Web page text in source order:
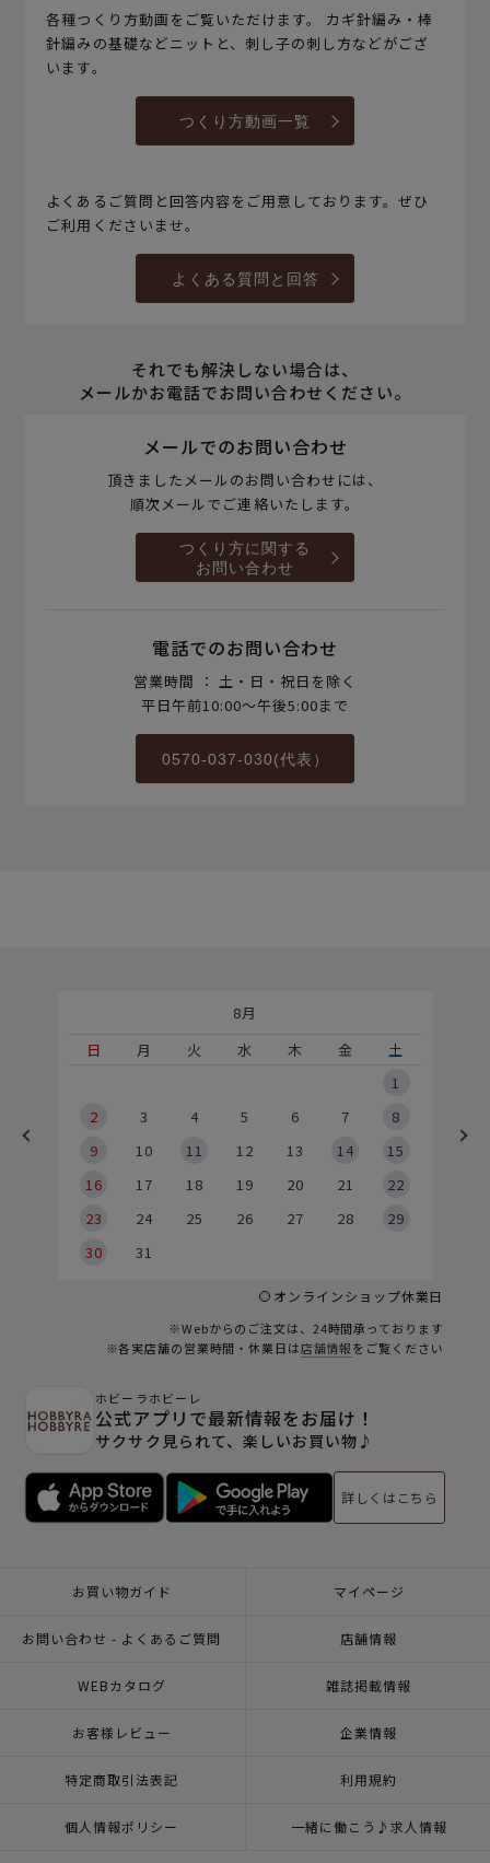
各種つくり方動画をご覧いただけます。 カギ針編み・棒
針編みの基礎などニットと、刺し子の刺し方などがござ
います。
つくり方動画一覧
よくあるご質問と回答内容をご用意しております。ぜひ
ご利用くださいませ。
よくある質問と回答
それでも解決しない場合は、
メールかお電話でお問い合わせください。
メールでのお問い合わせ
頂きましたメールのお問い合わせには、
順次メールでご連絡いたします。
つくり方に関する
お問い合わせ
電話でのお問い合わせ
営業時間 ： 土・日・祝日を除く
平日午前10:00～午後5:00まで
0570-037-030(代表）
8月
日
月 火 水 木 金
土
1
2
3 4 5 6 7
8
9
10 11 12 13 14
15
16
17 18 19 20 21
22
23
24 25 26 27 28
29
30
31
オンラインショップ休業日
※Webからのご注文は、24時間承っております
※各実店舗の営業時間・休業日は店舗情報をご覧ください
ホビーラホビーレ
公式アプリで最新情報をお届け！
サクサク見られて、楽しいお買い物♪
詳しくはこちら
お買い物ガイド マイページ
お問い合わせ - よくあるご質問 店舗情報
WEBカタログ 雑誌掲載情報
お客様レビュー 企業情報
特定商取引法表記 利用規約
個人情報ポリシー 一緒に働こう♪求人情報